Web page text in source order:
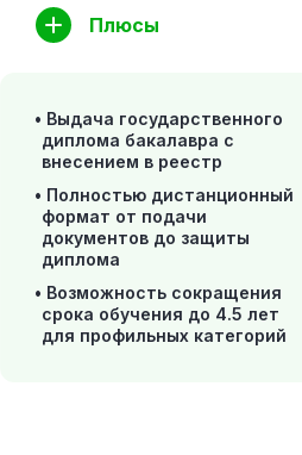
Плюсы
Выдача государственного
диплома бакалавра с
внесением в реестр
Полностью дистанционный
формат от подачи
документов до защиты
диплома
Возможность сокращения
срока обучения до 4.5 лет
для профильных категорий